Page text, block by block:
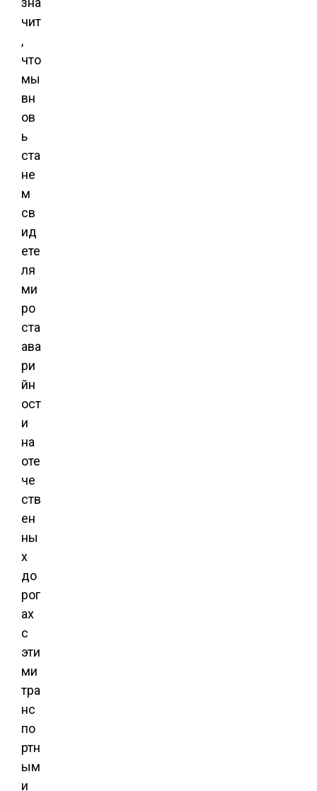
чит
,
что
мы
вн
ов
ь
ста
не
м
св
ид
ете
ля
ми
ро
ста
ава
ри
йн
ост
и
на
оте
че
ств
ен
ны
х
до
рог
ах
с
эти
ми
тра
нс
по
ртн
ым
и